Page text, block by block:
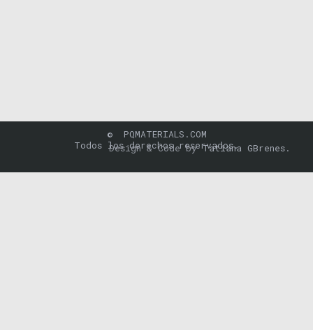
© PQMATERIALS.COM
Todos los derechos reservados.
Design & Code byTatiana GBrenes.